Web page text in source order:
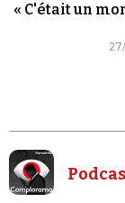
« C'était un